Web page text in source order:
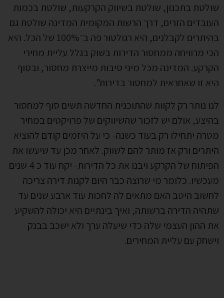
שולטת בתכנון, שולטת בשיווק הקרקעות, שולטת בכמות
העובדים הזרים, דרך הרשות המקומית המדינה שולטת גם
בהיתרים לקבלנים, היא רגולטור פה ב־100% של הכל. היא
הכי מרוויחה ממחסור הדירות בשוק בגלל עליית מחירי
הקרקע. המדינה מכל מיני סיבות מייצרת מחסור, ובסוף
היא זו שאחראית למחסור בדירות”.
לנו נותר רק לקוות שהתוכנית החדשה תשים סוף למחסור
בהיצע, אולם יש לזכור שהשיווקים של פרויקטים במחיר
מטרה יתחילו רק בעוד כשנה- כי על היזמים קודם להוציא
היתרים ורק אז מותר להם לשווק. לאחר מכן עד שיעשו את
הפיתוח של הקרקע ויבנו את כל הדירות- יקח עוד כ 4 שנים
מעכשיו. כלומר מי שרוצה כבר היום לקנות דירה צריכה
לחשוב היטב האם מתאים לה לחכות עוד ארבע שנים עד
שתהיה הדירה ברשותה, ואיך בינתיים היא יכולה להשקיע
את ההון העצמי שלה כדי שיעלה ערך ולא ישכב בבנק
וישחק עם עליית המחירים.